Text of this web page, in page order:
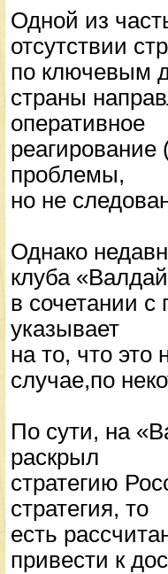
Одной из
отсутствии
по ключевым
страны
оперативное
проблемы,
но не
Однако
клуба
в сочетании с
указывает
на то, что это
случае,по
По сути, на
раскрыл
стратегию
стратегия, то
есть
привести к